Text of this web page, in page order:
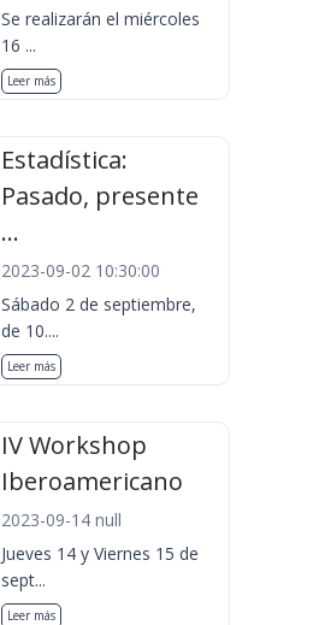
Se realizarán el miércoles
16 ...
Leer más
Estadística:
Pasado, presente
...
2023-09-02 10:30:00
Sábado 2 de septiembre,
de 10....
Leer más
IV Workshop
Iberoamericano
2023-09-14 null
Jueves 14 y Viernes 15 de
sept...
Leer más